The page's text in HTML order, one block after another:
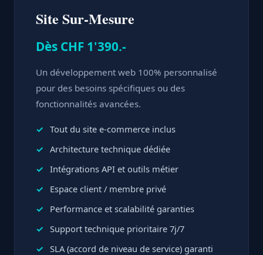
Site Sur-Mesure
Dès CHF 1'390.-
Un développement web 100% personnalisé
pour des besoins spécifiques ou des
fonctionnalités avancées.
Tout du site e-commerce inclus
Architecture technique dédiée
Intégrations API et outils métier
Espace client / membre privé
Performance et scalabilité garanties
Support technique prioritaire 7j/7
SLA (accord de niveau de service) garanti